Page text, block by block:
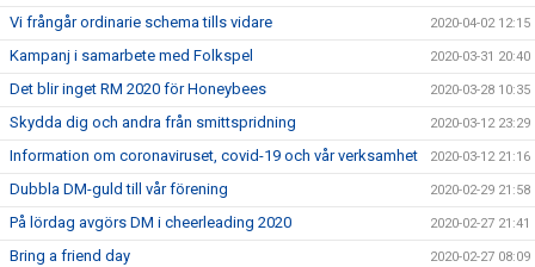
Vi frångår ordinarie schema tills vidare 2020-04-02 12:15
Kampanj i samarbete med Folkspel 2020-03-31 20:40
Det blir inget RM 2020 för Honeybees 2020-03-28 10:35
Skydda dig och andra från smittspridning 2020-03-12 23:29
Information om coronaviruset, covid-19 och vår verksamhet 2020-03-12 21:16
Dubbla DM-guld till vår förening 2020-02-29 21:58
På lördag avgörs DM i cheerleading 2020 2020-02-27 21:41
Bring a friend day 2020-02-27 08:09